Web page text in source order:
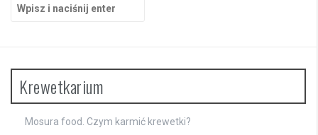
Krewetkarium
Mosura food. Czym karmić krewetki?